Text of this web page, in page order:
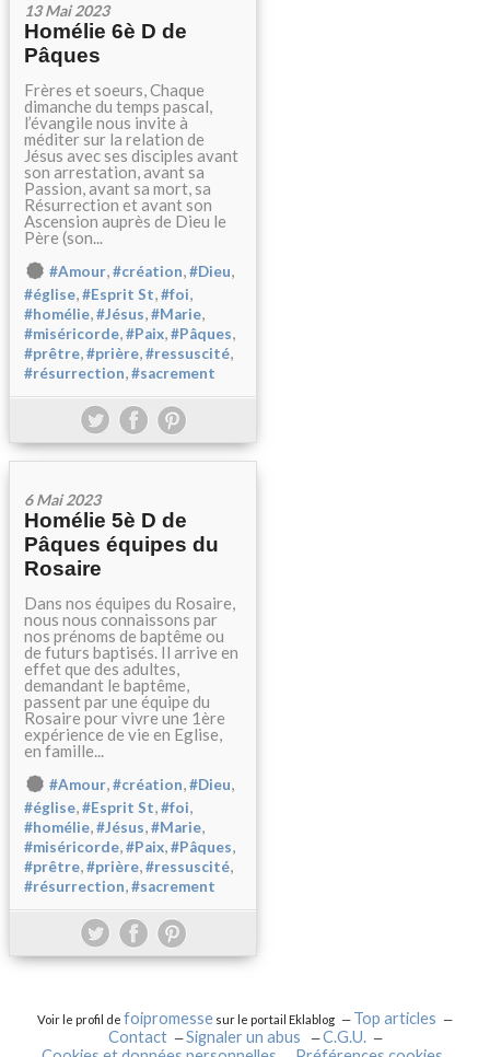
13 Mai 2023
Homélie 6è D de
Pâques
Frères et soeurs, Chaque
dimanche du temps pascal,
l’évangile nous invite à
méditer sur la relation de
Jésus avec ses disciples avant
son arrestation, avant sa
Passion, avant sa mort, sa
Résurrection et avant son
Ascension auprès de Dieu le
Père (son...
#Amour,#création,#Dieu,
#église,#Esprit St,#foi,
#homélie,#Jésus,#Marie,
#miséricorde,#Paix,#Pâques,
#prêtre,#prière,#ressuscité,
#résurrection,#sacrement
6 Mai 2023
Homélie 5è D de
Pâques équipes du
Rosaire
Dans nos équipes du Rosaire,
nous nous connaissons par
nos prénoms de baptême ou
de futurs baptisés. Il arrive en
effet que des adultes,
demandant le baptême,
passent par une équipe du
Rosaire pour vivre une 1ère
expérience de vie en Eglise,
en famille...
#Amour,#création,#Dieu,
#église,#Esprit St,#foi,
#homélie,#Jésus,#Marie,
#miséricorde,#Paix,#Pâques,
#prêtre,#prière,#ressuscité,
#résurrection,#sacrement
Voir le profil de foipromesse sur le portail Eklablog
Top articles
Contact
Signaler un abus
C.G.U.